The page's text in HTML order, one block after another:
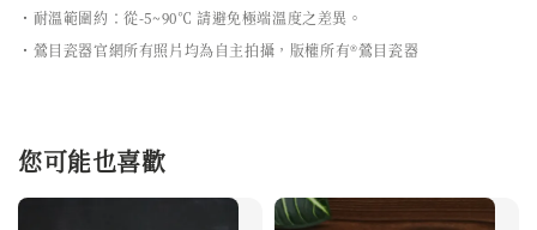
・耐溫範圍約：從-5~90℃ 請避免極端溫度之差異。
・鶯目瓷器官網所有照片均為自主拍攝，版權所有®鶯目瓷器
您可能也喜歡